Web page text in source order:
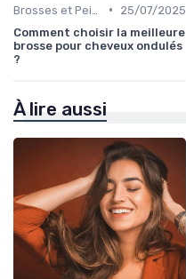
•
25/07/2025
Comment choisir la meilleure
brosse pour cheveux ondulés
?
À lire aussi